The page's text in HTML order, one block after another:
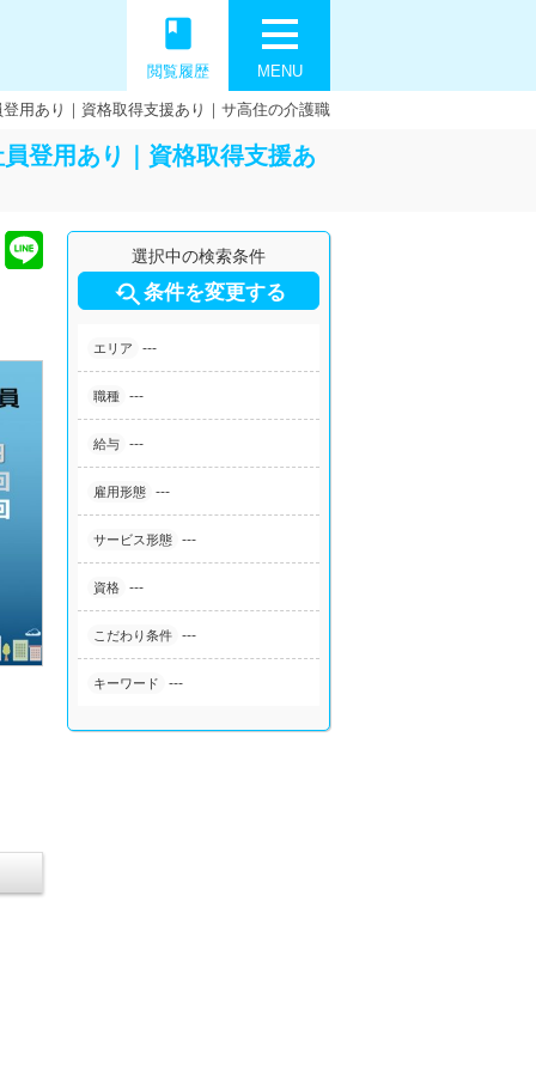
MENU
book
閲覧履歴
用あり｜資格取得支援あり｜サ高住の介護職
登用あり｜資格取得支援あ
選択中の検索条件
条件を変更する
エリア ---
職種 ---
給与 ---
雇用形態 ---
サービス形態 ---
資格 ---
こだわり条件 ---
キーワード ---